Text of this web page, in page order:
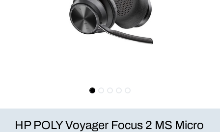
HP POLY Voyager Focus 2 MS Micro